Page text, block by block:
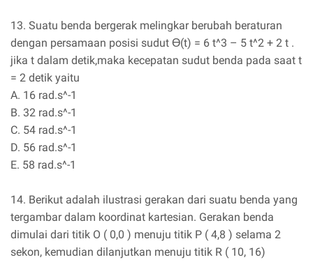
13. Suatu benda bergerak melingkar berubah beraturan
dengan persamaan posisi sudut Ɵ(t) = 6 t^3 – 5 t^2 + 2 t .
jika t dalam detik,maka kecepatan sudut benda pada saat t
= 2 detik yaitu
A. 16 rad.s^-1
B. 32 rad.s^-1
C. 54 rad.s^-1
D. 56 rad.s^-1
E. 58 rad.s^-1
14. Berikut adalah ilustrasi gerakan dari suatu benda yang
tergambar dalam koordinat kartesian. Gerakan benda
dimulai dari titik O ( 0,0 ) menuju titik P ( 4,8 ) selama 2
sekon, kemudian dilanjutkan menuju titik R ( 10, 16)